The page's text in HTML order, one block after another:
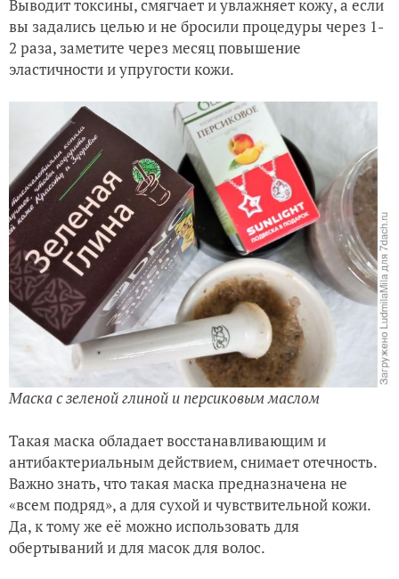
Выводит токсины, смягчает и увлажняет кожу, а если
вы задались целью и не бросили процедуры через 1-
2 раза, заметите через месяц повышение
эластичности и упругости кожи.
Маска с зеленой глиной и персиковым маслом
Такая маска обладает восстанавливающим и
антибактериальным действием, снимает отечность.
Важно знать, что такая маска предназначена не
«всем подряд», а для сухой и чувствительной кожи.
Да, к тому же её можно использовать для
обертываний и для масок для волос.